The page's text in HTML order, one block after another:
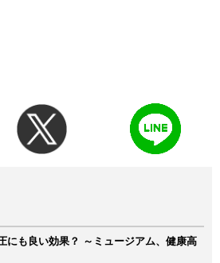
にも良い効果？ ～ミュージアム、健康高